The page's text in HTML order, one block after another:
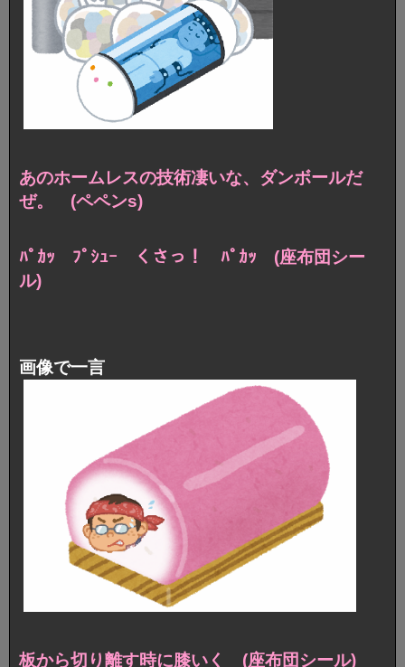
あのホームレスの技術凄いな、ダンボールだ
ぜ。 (ペペンs)
ﾊﾟｶｯ ﾌﾟｼｭｰ くさっ！ ﾊﾟｶｯ (座布団シー
ル)
画像で一言
板から切り離す時に膝いく (座布団シール)